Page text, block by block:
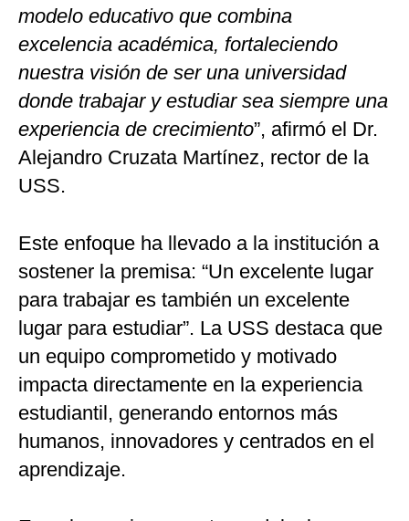
modelo educativo que combina
excelencia académica, fortaleciendo
nuestra visión de ser una universidad
donde trabajar y estudiar sea siempre una
experiencia de crecimiento”, afirmó el Dr.
Alejandro Cruzata Martínez, rector de la
USS.
Este enfoque ha llevado a la institución a
sostener la premisa: “Un excelente lugar
para trabajar es también un excelente
lugar para estudiar”. La USS destaca que
un equipo comprometido y motivado
impacta directamente en la experiencia
estudiantil, generando entornos más
humanos, innovadores y centrados en el
aprendizaje.